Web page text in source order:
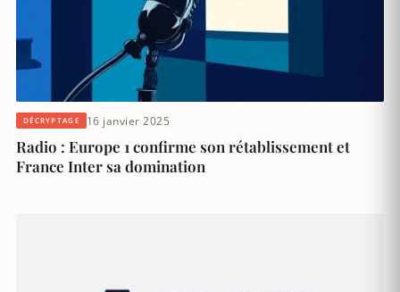
DÉCRYPTAGE 16 janvier 2025
Radio : Europe 1 confirme son rétablissement et
France Inter sa domination